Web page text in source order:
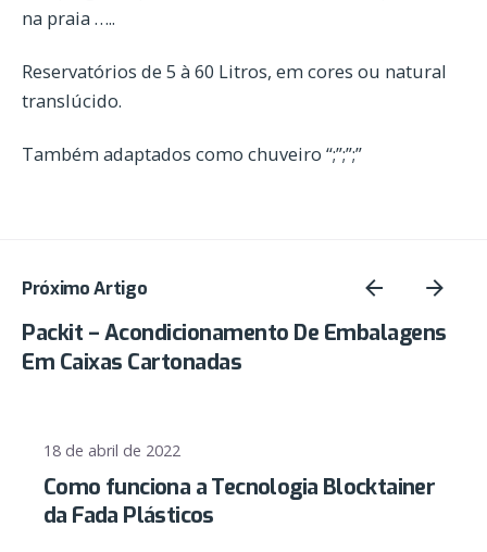
na praia …..
Reservatórios de 5 à 60 Litros, em cores ou natural
translúcido.
Também adaptados como chuveiro “;”;”;”
Próximo Artigo
Packit – Acondicionamento De Embalagens
Em Caixas Cartonadas
18 de abril de 2022
Como funciona a Tecnologia Blocktainer
da Fada Plásticos